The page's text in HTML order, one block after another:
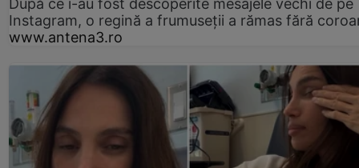
După ce i-au fost descoperite mesajele vechi de pe
Instagram, o regină a frumuseții a rămas fără
www.antena3.ro